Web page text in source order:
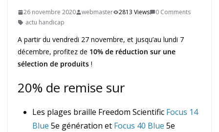
26 novembre 2020 webmaster 2813 Views
0 Comments
actu handicap
A partir du vendredi 27 novembre, et jusqu’au lundi 7
décembre, profitez de 10% de réduction sur une
sélection de produits !
20% de remise sur
Les plages braille Freedom Scientific Focus 14
Blue 5e génération et Focus 40 Blue 5e